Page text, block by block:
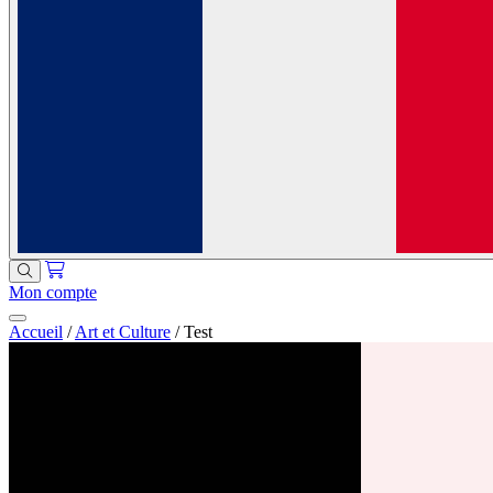
Mon compte
Accueil / Art et Culture / Test